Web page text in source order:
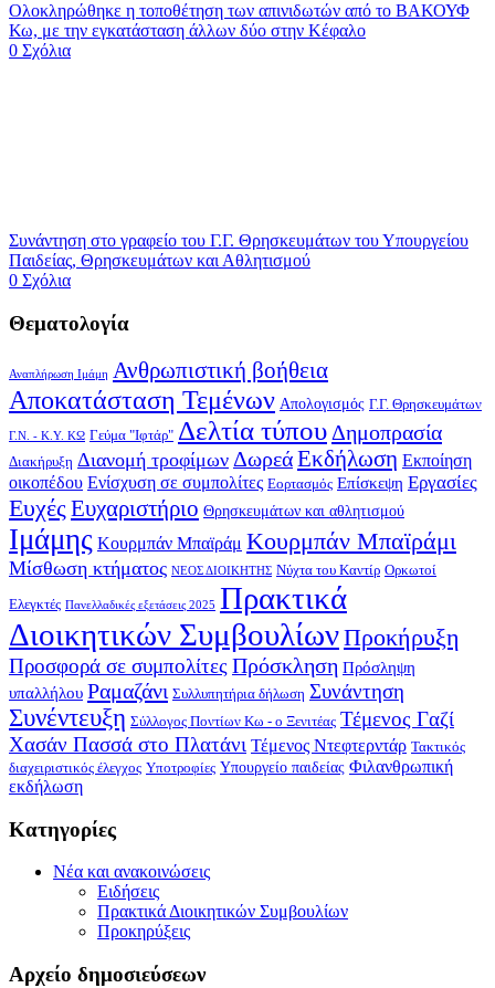
Ολοκληρώθηκε η τοποθέτηση των απινιδωτών από το ΒΑΚΟΥΦ
Κω, με την εγκατάσταση άλλων δύο στην Κέφαλο
0 Σχόλια
Συνάντηση στο γραφείο του Γ.Γ. Θρησκευμάτων του Υπουργείου
Παιδείας, Θρησκευμάτων και Αθλητισμού
0 Σχόλια
Θεματολογία
Αναπλήρωση Ιμάμη Ανθρωπιστική βοήθεια
Αποκατάσταση Τεμένων Απολογισμός Γ.Γ. Θρησκευμάτων
Γ.Ν. - Κ.Υ. ΚΩ Γεύμα "Ιφτάρ" Δελτία τύπου Δημοπρασία
Διακήρυξη Διανομή τροφίμων ΔωρεάΕκδήλωση Εκποίηση
οικοπέδου Ενίσχυση σε συμπολίτες Εορτασμός Επίσκεψη Εργασίες
Ευχές Ευχαριστήριο Θρησκευμάτων και αθλητισμού
Ιμάμης Κουρμπάν Μπαϊράμ Κουρμπάν Μπαϊράμι
Μίσθωση κτήματος ΝΕΟΣ ΔΙΟΙΚΗΤΗΣ Νύχτα του Καντίρ Ορκωτοί
Ελεγκτές Πανελλαδικές εξετάσεις 2025 Πρακτικά
Διοικητικών ΣυμβουλίωνΠροκήρυξη
Προσφορά σε συμπολίτες Πρόσκληση Πρόσληψη
υπαλλήλου Ραμαζάνι Συλλυπητήρια δήλωση Συνάντηση
Συνέντευξη Σύλλογος Ποντίων Κω - ο Ξενιτέας Τέμενος Γαζί
Χασάν Πασσά στο Πλατάνι Τέμενος Ντεφτερντάρ Τακτικός
διαχειριστικός έλεγχος Υποτροφίες Υπουργείο παιδείας Φιλανθρωπική
εκδήλωση
Kατηγορίες
Νέα και ανακοινώσεις
Ειδήσεις
Πρακτικά Διοικητικών Συμβουλίων
Προκηρύξεις
Αρχείο δημοσιεύσεων